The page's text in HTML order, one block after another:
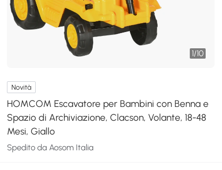
1/10
Novità
HOMCOM Escavatore per Bambini con Benna e
Spazio di Archiviazione, Clacson, Volante, 18-48
Mesi, Giallo
Spedito da Aosom Italia